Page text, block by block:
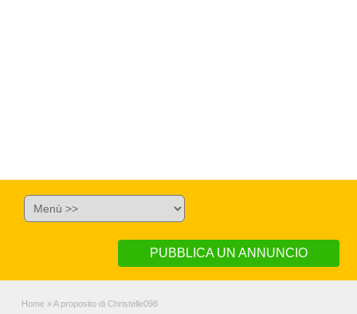
PUBBLICA UN ANNUNCIO
Home » A proposito di Christelle098